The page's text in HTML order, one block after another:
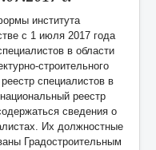
института
с 1 июля 2017 года
в области
строительного
специалистов в
реестр
сведения о
Их должностные
Градостроительным